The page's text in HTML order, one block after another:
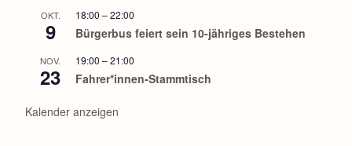
OKT.
9
18:00 –22:00
Bürgerbus feiert sein 10-jähriges Bestehen
NOV.
23
19:00 –21:00
Fahrer*innen-Stammtisch
Kalender anzeigen